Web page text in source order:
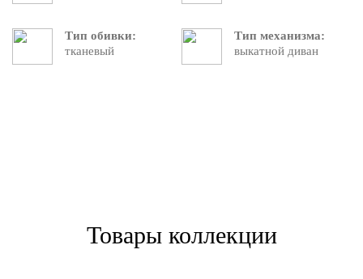
Тип обивки:
тканевый
Тип механизма:
выкатной диван
Товары коллекции